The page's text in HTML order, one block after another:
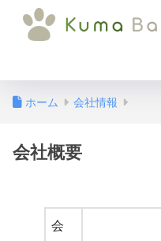
ホーム 会社情報
会社概要
会